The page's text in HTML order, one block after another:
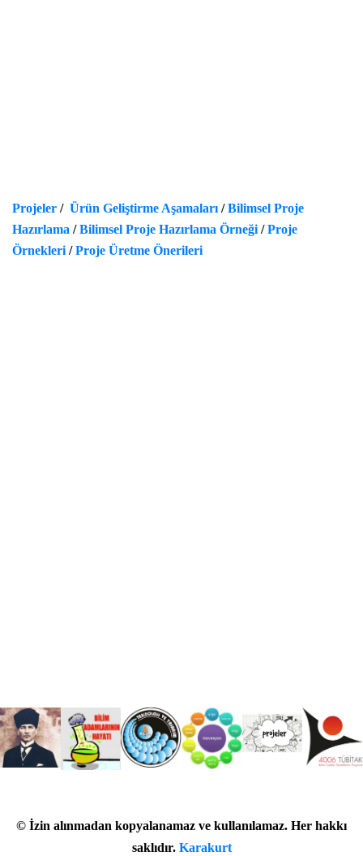
Projeler / Ürün Geliştirme Aşamaları /Bilimsel Proje
Hazırlama /Bilimsel Proje Hazırlama Örneği /Proje
Örnekleri /Proje Üretme Önerileri
© İzin alınmadan kopyalanamaz ve kullanılamaz. Her hakkı
saklıdır. Karakurt